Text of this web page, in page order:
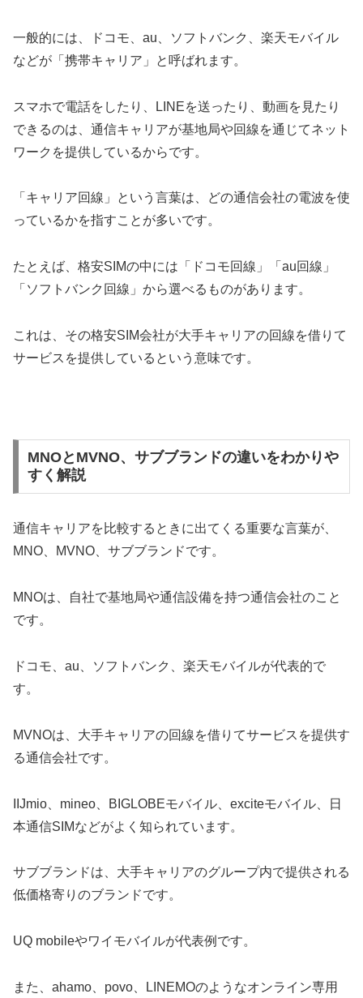
一般的には、ドコモ、au、ソフトバンク、楽天モバイル
などが「携帯キャリア」と呼ばれます。
スマホで電話をしたり、LINEを送ったり、動画を見たり
できるのは、通信キャリアが基地局や回線を通じてネット
ワークを提供しているからです。
「キャリア回線」という言葉は、どの通信会社の電波を使
っているかを指すことが多いです。
たとえば、格安SIMの中には「ドコモ回線」「au回線」
「ソフトバンク回線」から選べるものがあります。
これは、その格安SIM会社が大手キャリアの回線を借りて
サービスを提供しているという意味です。
MNOとMVNO、サブブランドの違いをわかりや
すく解説
通信キャリアを比較するときに出てくる重要な言葉が、
MNO、MVNO、サブブランドです。
MNOは、自社で基地局や通信設備を持つ通信会社のこと
です。
ドコモ、au、ソフトバンク、楽天モバイルが代表的で
す。
MVNOは、大手キャリアの回線を借りてサービスを提供す
る通信会社です。
IIJmio、mineo、BIGLOBEモバイル、exciteモバイル、日
本通信SIMなどがよく知られています。
サブブランドは、大手キャリアのグループ内で提供される
低価格寄りのブランドです。
UQ mobileやワイモバイルが代表例です。
また、ahamo、povo、LINEMOのようなオンライン専用